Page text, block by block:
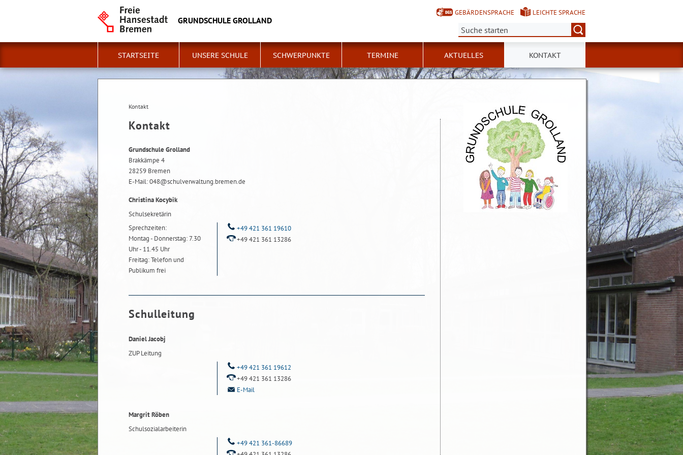
GRUNDSCHULE GROLLAND
GEBÄRDENSPRACHE
LEICHTE SPRACHE
Suche:
STARTSEITE UNSERE SCHULE SCHWERPUNKTE TERMINE AKTUELLES KONTAKT
Kontakt
Kontakt
Grundschule Grolland
Brakkämpe 4
28259 Bremen
E-Mail: 048@schulverwaltung.bremen.de
Christina Kocybik
Schulsekretärin
Sprechzeiten:
Montag - Donnerstag: 7.30
Uhr - 11.45 Uhr
Freitag: Telefon und
Publikum frei
+49 421 361 19610
+49 421 361 13286
Schulleitung
Daniel Jacobj
ZUP Leitung
+49 421 361 19612
+49 421 361 13286
E-Mail
Margrit Röben
Schulsozialarbeiterin
+49 421 361-86689